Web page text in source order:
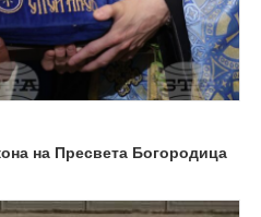
на Пресвета Богородица